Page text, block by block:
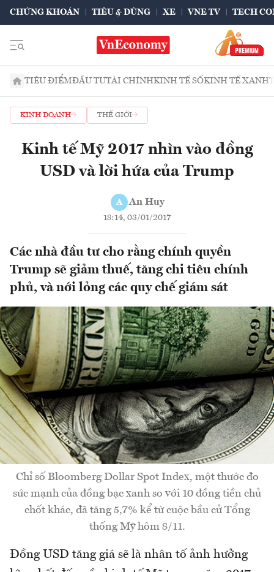
CHỨNG KHOÁN TIÊU & DÙNG XE VNE TV TECH
TIÊU ĐIỂMĐẦU TƯTÀI CHÍNHKINH TẾ SỐKINH TẾ XANH
KINH DOANH THẾ GIỚI
Kinh tế Mỹ 2017 nhìn vào đồng
USD và lời hứa của Trump
A An Huy
18:14, 03/01/2017
Các nhà đầu tư cho rằng chính quyền
Trump sẽ giảm thuế, tăng chi tiêu chính
phủ, và nới lỏng các quy chế giám sát
Chỉ số Bloomberg Dollar Spot Index, một thước đo
sức mạnh của đồng bạc xanh so với 10 đồng tiền chủ
chốt khác, đã tăng 5,7% kể từ cuộc bầu cử Tổng
thống Mỹ hôm 8/11.
Đồng USD tăng giá sẽ là nhân tố ảnh hưởng